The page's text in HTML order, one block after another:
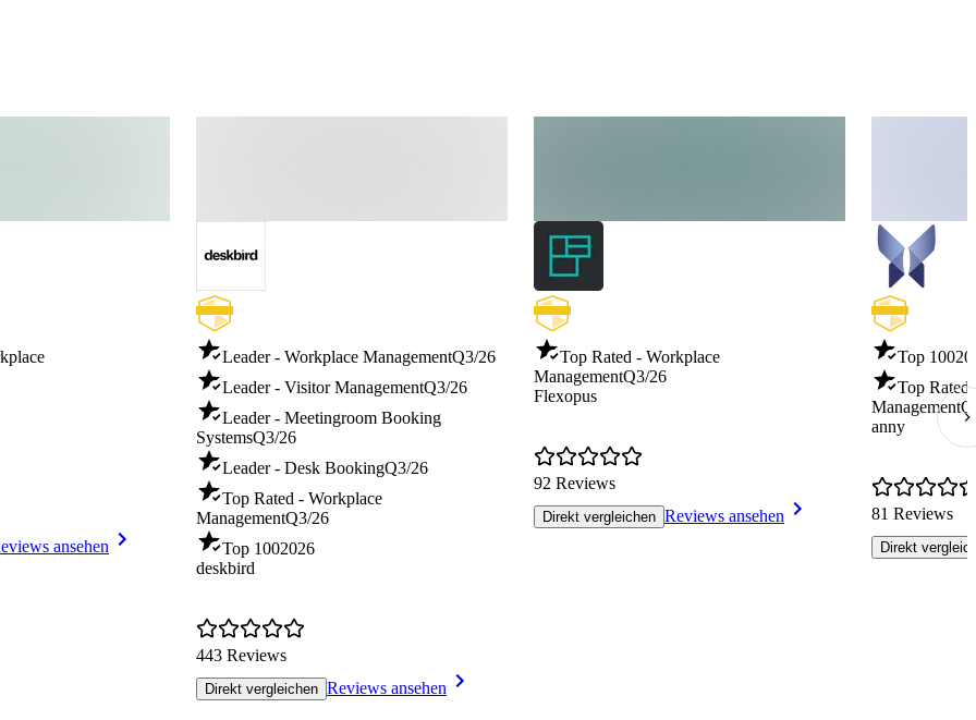
ansehen
Leader - Workplace ManagementQ3/26
Leader - Visitor ManagementQ3/26
Leader - Meetingroom Booking
SystemsQ3/26
Leader - Desk BookingQ3/26
Top Rated - Workplace
ManagementQ3/26
Top 1002026
deskbird
443 Reviews
Direkt vergleichen Reviews ansehen
Top Rated - Workplace
ManagementQ3/26
Flexopus
92 Reviews
Direkt vergleichen Reviews ansehen
Top 100
Top Rated
Management
anny
81 Reviews
Direkt